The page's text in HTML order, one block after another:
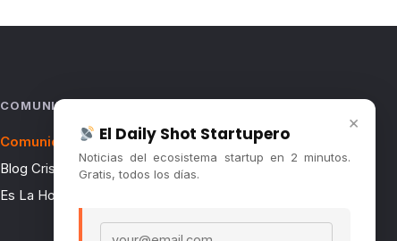
COMUNIDAD
Comunidad (Skool) ↗
Blog Cristian Tala ↗
Es La Hora de Aprender ↗
×
El Daily Shot Startupero
Noticias del ecosistema startup en 2 minutos.
Gratis, todos los días.
Email address